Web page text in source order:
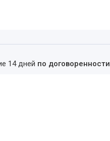
14 дней по договоренности